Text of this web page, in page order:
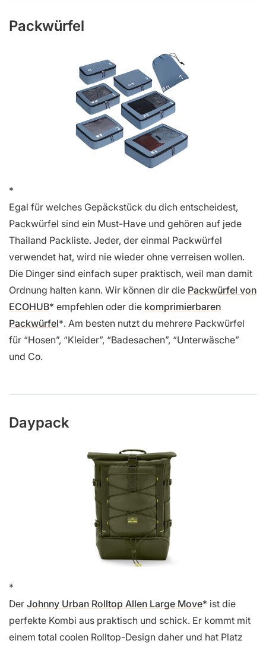
Packwürfel
Egal für welches Gepäckstück du dich entscheidest,
Packwürfel sind ein Must-Have und gehören auf jede
Thailand Packliste. Jeder, der einmal Packwürfel
verwendet hat, wird nie wieder ohne verreisen wollen.
Die Dinger sind einfach super praktisch, weil man damit
Ordnung halten kann. Wir können dir die Packwürfel von
ECOHUB empfehlen oder die komprimierbaren
Packwürfel . Am besten nutzt du mehrere Packwürfel
für “Hosen”, “Kleider”, “Badesachen”, “Unterwäsche”
und Co.
Daypack
Der Johnny Urban Rolltop Allen Large Move
ist die
perfekte Kombi aus praktisch und schick. Er kommt mit
einem total coolen Rolltop-Design daher und hat Platz